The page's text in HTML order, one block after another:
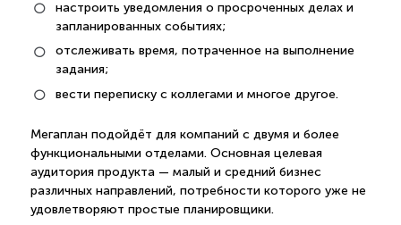
настроить уведомления о просроченных делах и
запланированных событиях;
отслеживать время, потраченное на выполнение
задания;
вести переписку с коллегами и многое другое.
Мегаплан подойдёт для компаний с двумя и более
функциональными отделами. Основная целевая
аудитория продукта — малый и средний бизнес
различных направлений, потребности которого уже не
удовлетворяют простые планировщики.